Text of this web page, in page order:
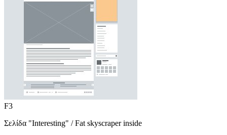
F3
Σελίδα "Interesting" / Fat skyscraper inside